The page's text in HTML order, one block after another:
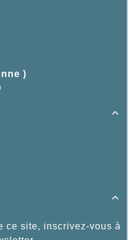
)


ce site, inscrivez-vous à